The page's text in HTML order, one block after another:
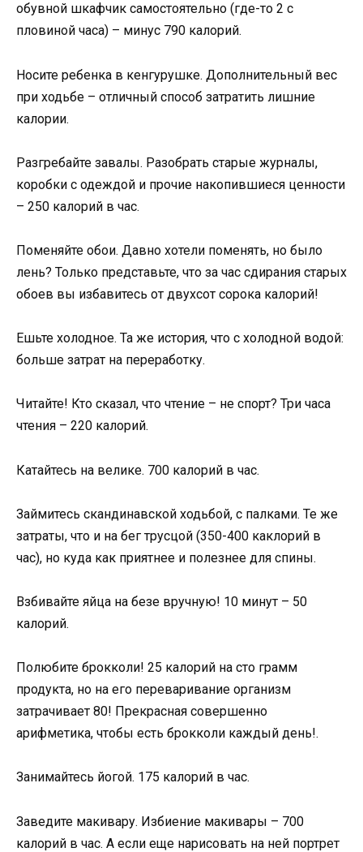
обувной шкафчик самостоятельно (где-то 2 с
пловиной часа) – минус 790 калорий.
Носите ребенка в кенгурушке. Дополнительный вес
при ходьбе – отличный способ затратить лишние
калории.
Разгребайте завалы. Разобрать старые журналы,
коробки с одеждой и прочие накопившиеся ценности
– 250 калорий в час.
Поменяйте обои. Давно хотели поменять, но было
лень? Только представьте, что за час сдирания старых
обоев вы избавитесь от двухсот сорока калорий!
Ешьте холодное. Та же история, что с холодной водой:
больше затрат на переработку.
Читайте! Кто сказал, что чтение – не спорт? Три часа
чтения – 220 калорий.
Катайтесь на велике. 700 калорий в час.
Займитесь скандинавской ходьбой, с палками. Те же
затраты, что и на бег трусцой (350-400 каклорий в
час), но куда как приятнее и полезнее для спины.
Взбивайте яйца на безе вручную! 10 минут – 50
калорий.
Полюбите брокколи! 25 калорий на сто грамм
продукта, но на его переваривание организм
затрачивает 80! Прекрасная совершенно
арифметика, чтобы есть брокколи каждый день!.
Занимайтесь йогой. 175 калорий в час.
Заведите макивару. Избиение макивары – 700
калорий в час. А если еще нарисовать на ней портрет